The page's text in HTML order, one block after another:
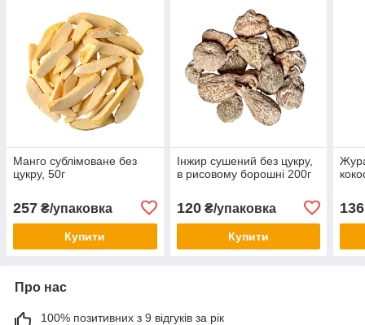
Манго сублімоване без
цукру, 50г
257 ₴/упаковка
Купити
Інжир сушений без цукру,
в рисовому борошні 200г
120₴/упаковка
Купити
136
Про нас
100% позитивних з 9 відгуків за рік